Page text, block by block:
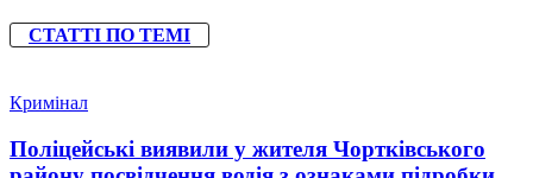
СТАТТІ ПО ТЕМІ
Кримінал
Поліцейські виявили у жителя Чортківського